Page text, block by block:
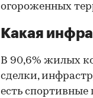
огороженных
Какая
В 90,6% жилых
сделки,
есть